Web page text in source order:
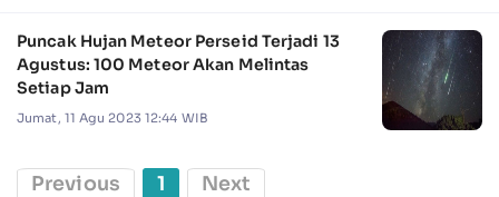
Puncak Hujan Meteor Perseid Terjadi 13
Agustus: 100 Meteor Akan Melintas
Setiap Jam
Jumat, 11 Agu 2023 12:44 WIB
Previous 1 Next